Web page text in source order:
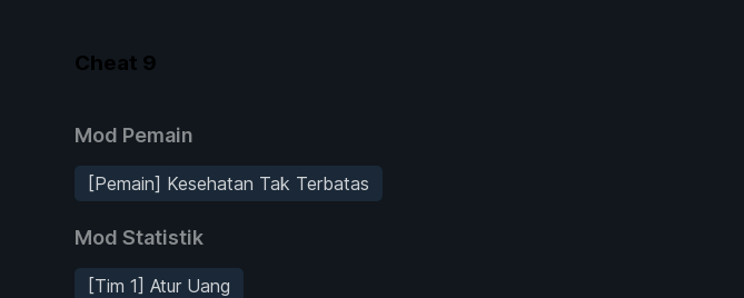
Cheat 9
Mod Pemain
[Pemain] Kesehatan Tak Terbatas
Mod Statistik
[Tim 1] Atur Uang